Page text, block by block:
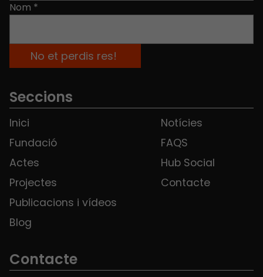
Nom *
Seccions
Inici
Fundació
Actes
Projectes
Publicacions i vídeos
Blog
Notícies
FAQS
Hub Social
Contacte
Contacte